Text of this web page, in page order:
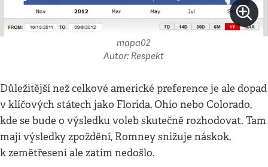
mapa02
Autor: Respekt
Důležitější než celkové americké preference je ale dopad
v klíčových státech jako Florida, Ohio nebo Colorado,
kde se bude o výsledku voleb skutečně rozhodovat. Tam
mají výsledky zpoždění, Romney snižuje náskok,
k zemětřesení ale zatím nedošlo.